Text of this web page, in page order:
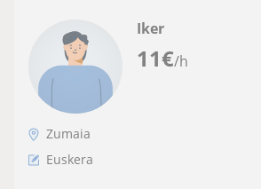
11€/h
Iker
Zumaia
Euskera